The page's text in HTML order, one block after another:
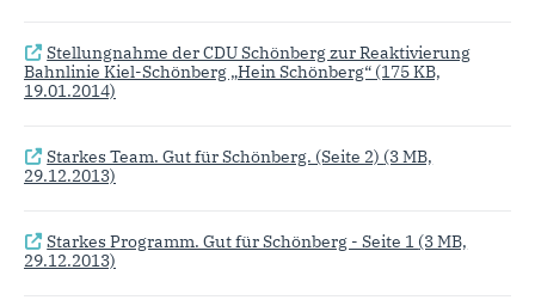
Stellungnahme der CDU Schönberg zur Reaktivierung
Bahnlinie Kiel-Schönberg „Hein Schönberg“ (175 KB,
19.01.2014)
Starkes Team. Gut für Schönberg. (Seite 2) (3 MB,
29.12.2013)
Starkes Programm. Gut für Schönberg - Seite 1 (3 MB,
29.12.2013)